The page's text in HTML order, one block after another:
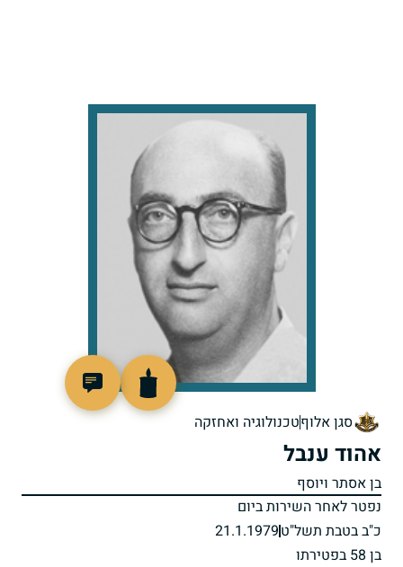
סגן אלוףטכנולוגיה ואחזקה
אהוד ענבל
בן אסתר ויוסף
נפטר לאחר השירות ביום
כ"ב בטבת תשל"ט21.1.1979
בן 58 בפטירתו